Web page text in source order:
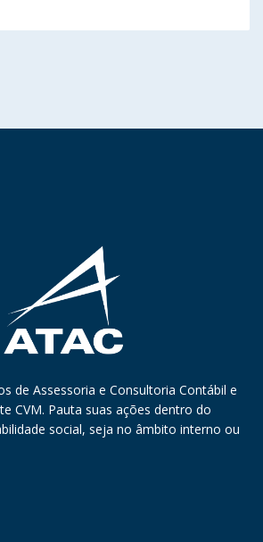
de Assessoria e Consultoria Contábil e
CVM. Pauta suas ações dentro do
social, seja no âmbito interno ou